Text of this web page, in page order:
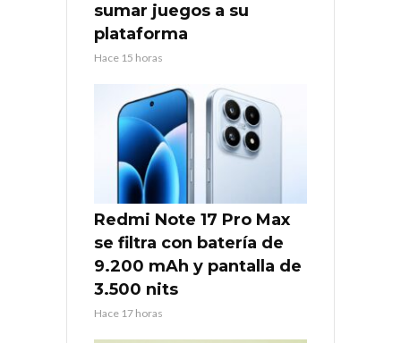
sumar juegos a su
plataforma
Hace 15 horas
Redmi Note 17 Pro Max
se filtra con batería de
9.200 mAh y pantalla de
3.500 nits
Hace 17 horas